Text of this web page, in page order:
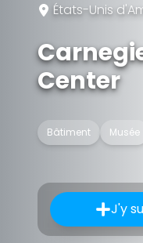
États-Unis
Center
Bâtiment Musée
J'y